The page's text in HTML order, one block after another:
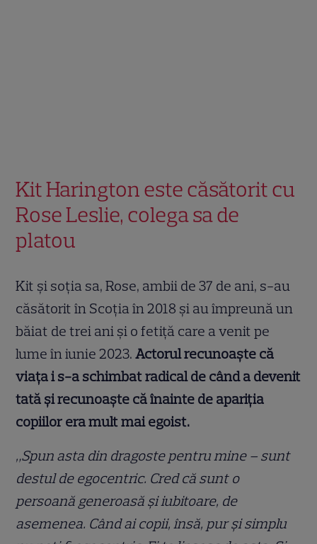
Kit Harington este căsătorit cu
Rose Leslie, colega sa de
platou
Kit și soția sa, Rose, ambii de 37 de ani, s-au
căsătorit în Scoția în 2018 și au împreună un
băiat de trei ani și o fetiță care a venit pe
lume în iunie 2023.Actorul recunoaște că
viața i s-a schimbat radical de când a devenit
tată și recunoaște că înainte de apariția
copiilor era mult mai egoist.
„Spun asta din dragoste pentru mine – sunt
destul de egocentric. Cred că sunt o
persoană generoasă și iubitoare, de
asemenea. Când ai copii, însă, pur și simplu